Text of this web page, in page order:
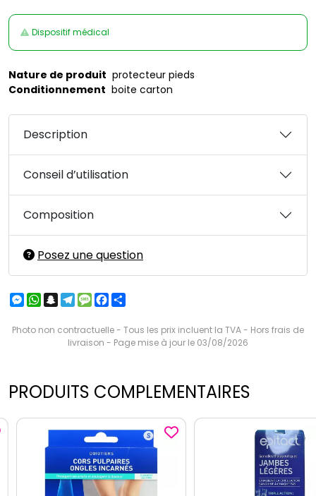
Dispositif médical
Nature de produit protecteur pieds
Conditionnement boite carton
Description
Conseil d’utilisation
Composition
Posez une question
Messenger
WhatsApp
Snapchat
Telegram
MessageFacebook
Photo non contractuelle - Tous les prix incluent la TVA - Hors frais de
livraison - Page mise à jour le 03/08/2026
PRODUITS COMPLEMENTAIRES